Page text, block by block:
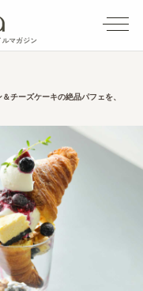
マガジン
チーズケーキの絶品パフェを、